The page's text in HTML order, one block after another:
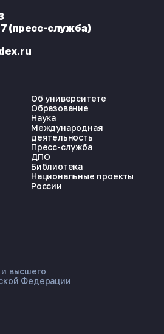
— ПОМОЩНИК КГЭУ
📋 Приёмная комиссия
высшего
Федерации
Об университете
Образование
Наука
Международная
деятельность
Пресс-служба
ДПО
Библиотека
Национальные проекты
России
(пресс-служба)